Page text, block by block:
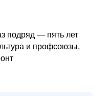
подряд — пять лет
и профсоюзы,